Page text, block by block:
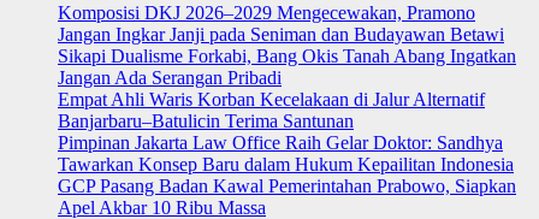
Komposisi DKJ 2026–2029 Mengecewakan, Pramono
Jangan Ingkar Janji pada Seniman dan Budayawan Betawi
Sikapi Dualisme Forkabi, Bang Okis Tanah Abang Ingatkan
Jangan Ada Serangan Pribadi
Empat Ahli Waris Korban Kecelakaan di Jalur Alternatif
Banjarbaru–Batulicin Terima Santunan
Pimpinan Jakarta Law Office Raih Gelar Doktor: Sandhya
Tawarkan Konsep Baru dalam Hukum Kepailitan Indonesia
‎GCP Pasang Badan Kawal Pemerintahan Prabowo, Siapkan
Apel Akbar 10 Ribu Massa